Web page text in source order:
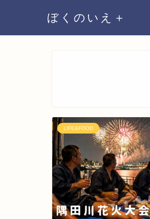
ぼくのいえ＋
LIFE&FOOD